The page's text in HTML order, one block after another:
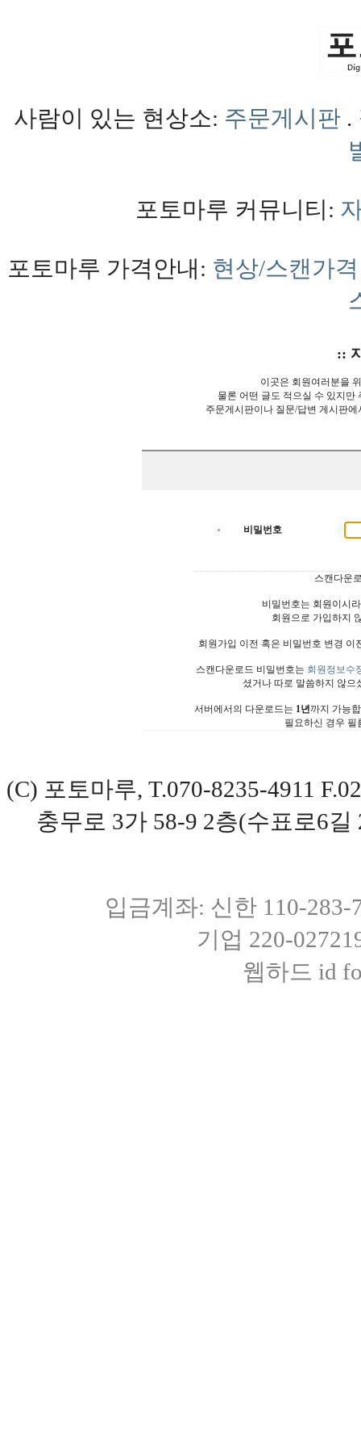
사람이 있는 현상소: 주문게시판 .
포토마루 커뮤니티:
포토마루 가격안내: 현상/스캔가격
::
이곳은 회원여러분을
물론 어떤 글도 적으실 수 있지만
주문게시판이나 질문/답변 게시판
비밀번호
스캔다운
비밀번호는 회원이시
회원으로 가입하지
회원가입 이전 혹은 비밀번호 변경
스캔다운로드 비밀번호는 회원정보수
셨거나 따로 말씀하지 않으
서버에서의 다운로드는 1년까지 가능
필요하신 경우 필
(C) 포토마루, T.070-8235-4911
충무로 3가 58-9 2층(수표로6
입금계좌: 신한 110-
기업 220-
웹하드 id